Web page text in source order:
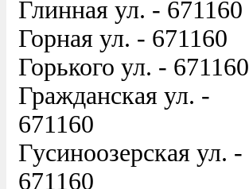
Глинная ул. - 671160
Горная ул. - 671160
Горького ул. - 671160
Гражданская ул. -
671160
Гусиноозерская ул. -
671160